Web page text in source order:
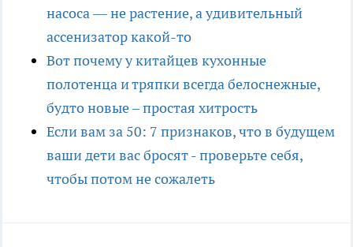
насоса — не растение, а удивительный
ассенизатор какой-то
Вот почему у китайцев кухонные
полотенца и тряпки всегда белоснежные,
будто новые – простая хитрость
Если вам за 50: 7 признаков, что в будущем
ваши дети вас бросят - проверьте себя,
чтобы потом не сожалеть